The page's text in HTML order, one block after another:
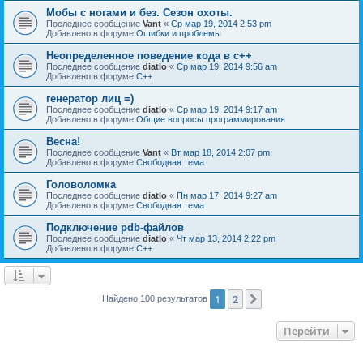
Мобы с ногами и без. Сезон охоты.
Последнее сообщение Vant « Ср мар 19, 2014 2:53 pm
Добавлено в форуме Ошибки и проблемы
Неопределенное поведение кода в c++
Последнее сообщение diatlo « Ср мар 19, 2014 9:56 am
Добавлено в форуме C++
генератор лиц =)
Последнее сообщение diatlo « Ср мар 19, 2014 9:17 am
Добавлено в форуме Общие вопросы программирования
Весна!
Последнее сообщение Vant « Вт мар 18, 2014 2:07 pm
Добавлено в форуме Свободная тема
Головоломка
Последнее сообщение diatlo « Пн мар 17, 2014 9:27 am
Добавлено в форуме Свободная тема
Подключение pdb-файлов
Последнее сообщение diatlo « Чт мар 13, 2014 2:22 pm
Добавлено в форуме C++
Найдено 100 результатов 1 2
Перейти